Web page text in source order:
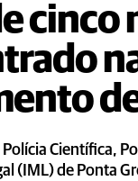
cinco
Polícia Científica,
(IML) de Ponta